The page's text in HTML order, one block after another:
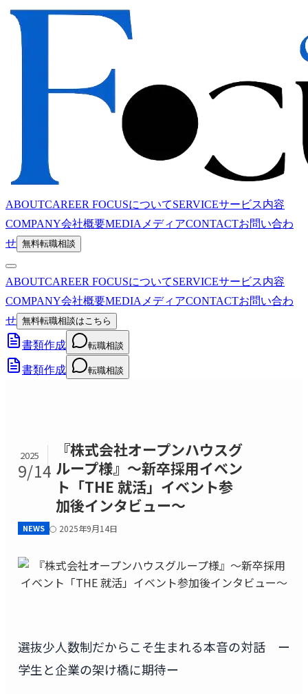
ABOUTCAREER FOCUSについてSERVICEサービス内容
COMPANY会社概要MEDIA メディアCONTACTお問い合わ
せ 無料転職相談
ABOUTCAREER FOCUSについてSERVICEサービス内容
COMPANY会社概要MEDIA メディアCONTACTお問い合わ
せ 無料転職相談はこちら
書類作成 転職相談
書類作成 転職相談
2025
9/14
『株式会社オープンハウスグ
ループ様』～新卒採用イベン
ト「THE 就活」イベント参
加後インタビュー～
NEWS 2025年9月14日
選抜少人数制だからこそ生まれる本音の対話 ー
学生と企業の架け橋に期待ー